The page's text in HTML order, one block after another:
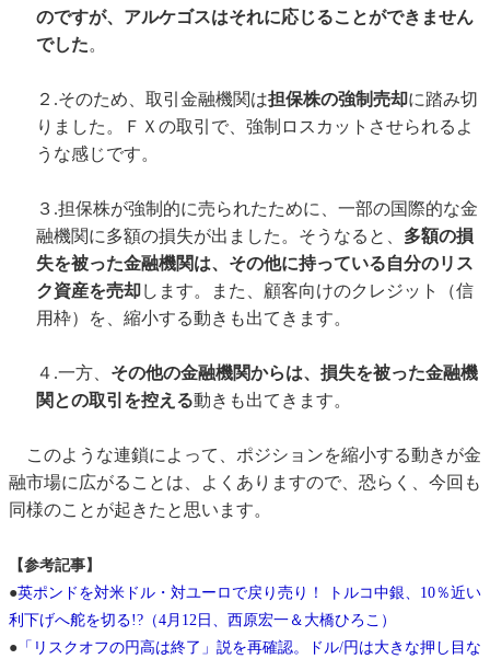
のですが、アルケゴスはそれに応じることができません
でした。
２.そのため、取引金融機関は担保株の強制売却に踏み切
りました。ＦＸの取引で、強制ロスカットさせられるよ
うな感じです。
３.担保株が強制的に売られたために、一部の国際的な金
融機関に多額の損失が出ました。そうなると、 多額の損
失を被った金融機関は、その他に持っている自分のリス
ク資産を売却します。また、顧客向けのクレジット（信
用枠）を、縮小する動きも出てきます。
４.一方、 その他の金融機関からは、損失を被った金融機
関との取引を控える動きも出てきます。
このような連鎖によって、ポジションを縮小する動きが金
融市場に広がることは、よくありますので、恐らく、今回も
同様のことが起きたと思います。
【参考記事】
●英ポンドを対米ドル・対ユーロで戻り売り！ トルコ中銀、10％近い
利下げへ舵を切る!?（4月12日、西原宏一＆大橋ひろこ）
● 「リスクオフの円高は終了」説を再確認。ドル/円は大きな押し目な